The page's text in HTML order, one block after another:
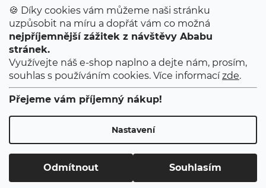
🍪 Díky cookies vám můžeme naši stránku
uzpůsobit na míru a dopřát vám co možná
nejpříjemnější zážitek z návštěvy Ababu
stránek.
Využívejte náš e-shop naplno a dejte nám, prosím,
souhlas s používáním cookies. Více informacízde.
Přejeme vám příjemný nákup!
Nastavení
Odmítnout Souhlasím
Velkoobchod
Kariéra
Populární na blogu
Tipy od Jitky do porodnice
Ty úplně první narozeniny
První 2 měsíce s miminkem
Vytvořil Shoptet
Copyright 2026ABABU. Všechna práva vyhrazena.
Upravit nastavení cookies